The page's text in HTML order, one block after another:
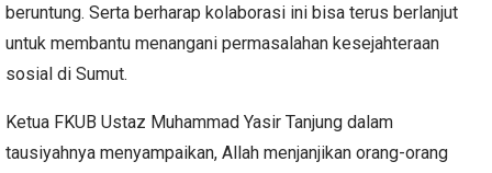
beruntung. Serta berharap kolaborasi ini bisa terus berlanjut
untuk membantu menangani permasalahan kesejahteraan
sosial di Sumut.
Ketua FKUB Ustaz Muhammad Yasir Tanjung dalam
tausiyahnya menyampaikan, Allah menjanjikan orang-orang